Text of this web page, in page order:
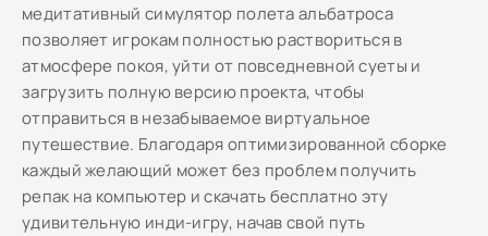
медитативный симулятор полета альбатроса
позволяет игрокам полностью раствориться в
атмосфере покоя, уйти от повседневной суеты и
загрузить полную версию проекта, чтобы
отправиться в незабываемое виртуальное
путешествие. Благодаря оптимизированной сборке
каждый желающий может без проблем получить
репак на компьютер и скачать бесплатно эту
удивительную инди-игру, начав свой путь